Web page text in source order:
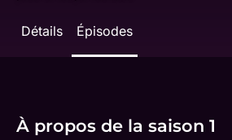
Détails Épisodes
À propos de la saison 1